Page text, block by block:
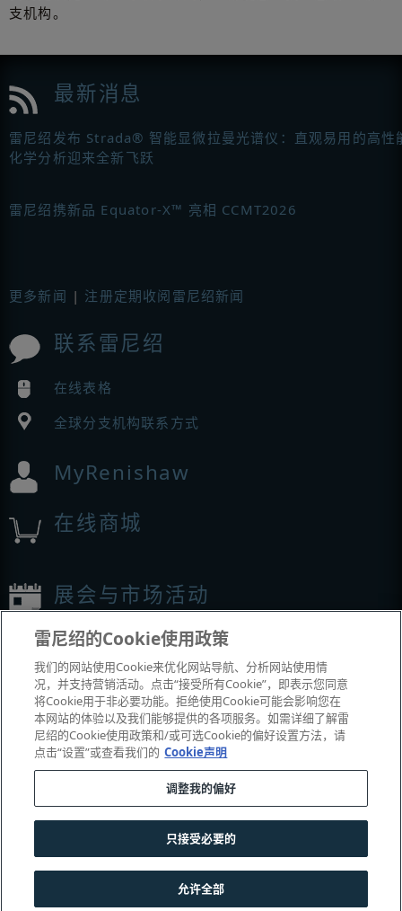
支机构。
最新消息
雷尼绍发布 Strada® 智能显微拉曼光谱仪：直观易用的高性
化学分析迎来全新飞跃
雷尼绍携新品 Equator-X™ 亮相 CCMT2026
更多新闻 | 注册定期收阅雷尼绍新闻
联系雷尼绍
在线表格
全球分支机构联系方式
MyRenishaw
在线商城
展会与市场活动
我们参加的活动
© 2001–2026 Renishaw plc。版权所有。
辅助功能|
雷尼绍的Cookie使用政策
我们的网站使用Cookie来优化网站导航、分析网站使用情
况，并支持营销活动。点击“接受所有Cookie”，即表示您同意
将Cookie用于非必要功能。拒绝使用Cookie可能会影响您在
本网站的体验以及我们能够提供的各项服务。如需详细了解雷
尼绍的Cookie使用政策和/或可选Cookie的偏好设置方法，请
点击“设置”或查看我们的 Cookie声明
调整我的偏好
只接受必要的
允许全部